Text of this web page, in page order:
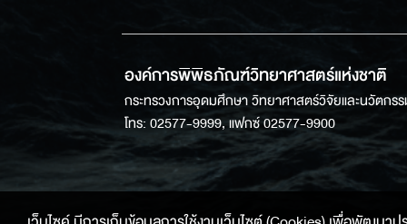
องค์การพิพิธภัณฑ์วิทยาศาสตร์แห่งชาติ
กระทรวงการอุดมศึกษา วิทยาศาสตร์วิจัยและนวัตก
โทร: 02577-9999, แฟกซ์ 02577-9900